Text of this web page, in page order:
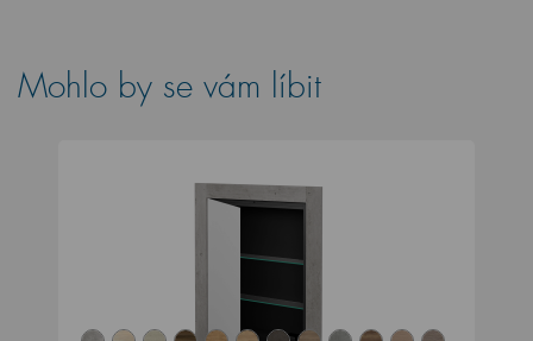
Mohlo by se vám líbit